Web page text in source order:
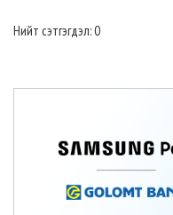
Нийт сэтгэгдэл: 0